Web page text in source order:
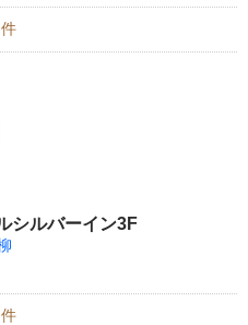
件
シルバーイン3F
件